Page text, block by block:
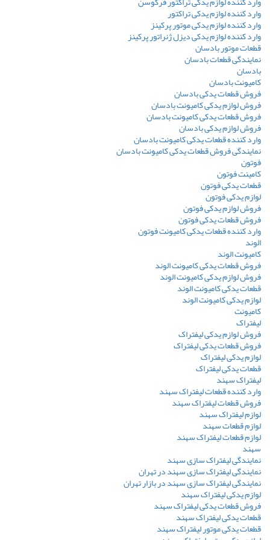
وارد کننده لوازم یدکی تراکتور
وارد کننده لوازم یدکی موتور پرکینز
وارد کننده لوازم یدکی دیزل ژنراتور پرکینز
قطعات موتور بادسان
نمایندگی قطعات بادسان
بادسان
کامیونت بادسان
فروش قطعات یدکی بادسان
فروش لوازم یدکی کامیونت بادسان
فروش قطعات یدکی کامیونت بادسان
فروش لوازم یدکی بادسان
وارد کننده قطعات یدکی کامیونت بادسان
نمایندگی فروش قطعات یدکی کامیونت بادسان
فوتون
کامینت فوتون
قطعات یدکی فوتون
لوازم یدکی فوتون
فروش لوازم یدکی فوتون
فروش قطعات یدکی فوتون
وارد کننده قطعات یدکی کامیونت فوتون
الوند
کامیونت الوند
فروش قطعات یدکی کامیونت الوند
فروش لوازم یدکی کامیونت الوند
قطعات یدکی کامیونت الوند
لوازم یدکی کامیونت الوند
کامیونت
لیفتراک
فروش لوازم یدکی لیفتراک
فروش قطعات یدکی لیفتراک
لوازم یدکی لیفتراک
قطعات یدکی لیفتراک
لیفتراک سهند
وارد کننده قطعات لیفتراک سهند
فروش قطعات لیفتراک سهند
لوازم لیفتراک سهند
لوازم قطعات سهند
لوازم قطعات لیفتراک سهند
سهند
نمایندگی لیفتراک سازی سهند
نمایندگی لیفتراک سازی سهند در تهران
نمایندگی لیفتراک سازی سهند در بازار تهران
لوازم یدکی لیفتراک سهند
فروش قطعات یدکی لیفتراک سهند
قطعات یدکی لیفتراک سهند
قطعات یدکی موتور لیفتراک سهند